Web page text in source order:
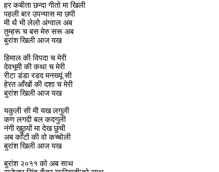
हर कबीता छन्दा गीतो मा खिली
पहली बार उपन्यास मा छपी
मी थै भी लेलो अंग्वाल अब
तुम्हरू च बस मेरु सरू अब
बुरांश खिली आज यख
हिमाल की विपदा च मेरी
देवभूमी की कथा च मेरी
रीटा डंडा रडद मनख्यूं सी
हेरत आँखों की दशा च मेरी
बुरांश खिली आज यख
यकुली सी मी यख लगुली
कण लगदी बल कदगुली
नंगी खुठ्यों मा देख छुची
अब काँटों की वो कच्बोली
बुरांश खिली आज यख
बुरांश २०११ को अब साथ